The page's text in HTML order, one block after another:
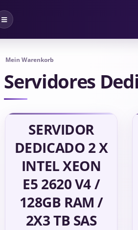
Navigation
ein-/ausblenden
Mein Warenkorb
Servidores
SERVIDOR
DEDICADO 2 X
INTEL XEON
E5 2620 V4 /
128GB RAM /
2X3 TB SAS